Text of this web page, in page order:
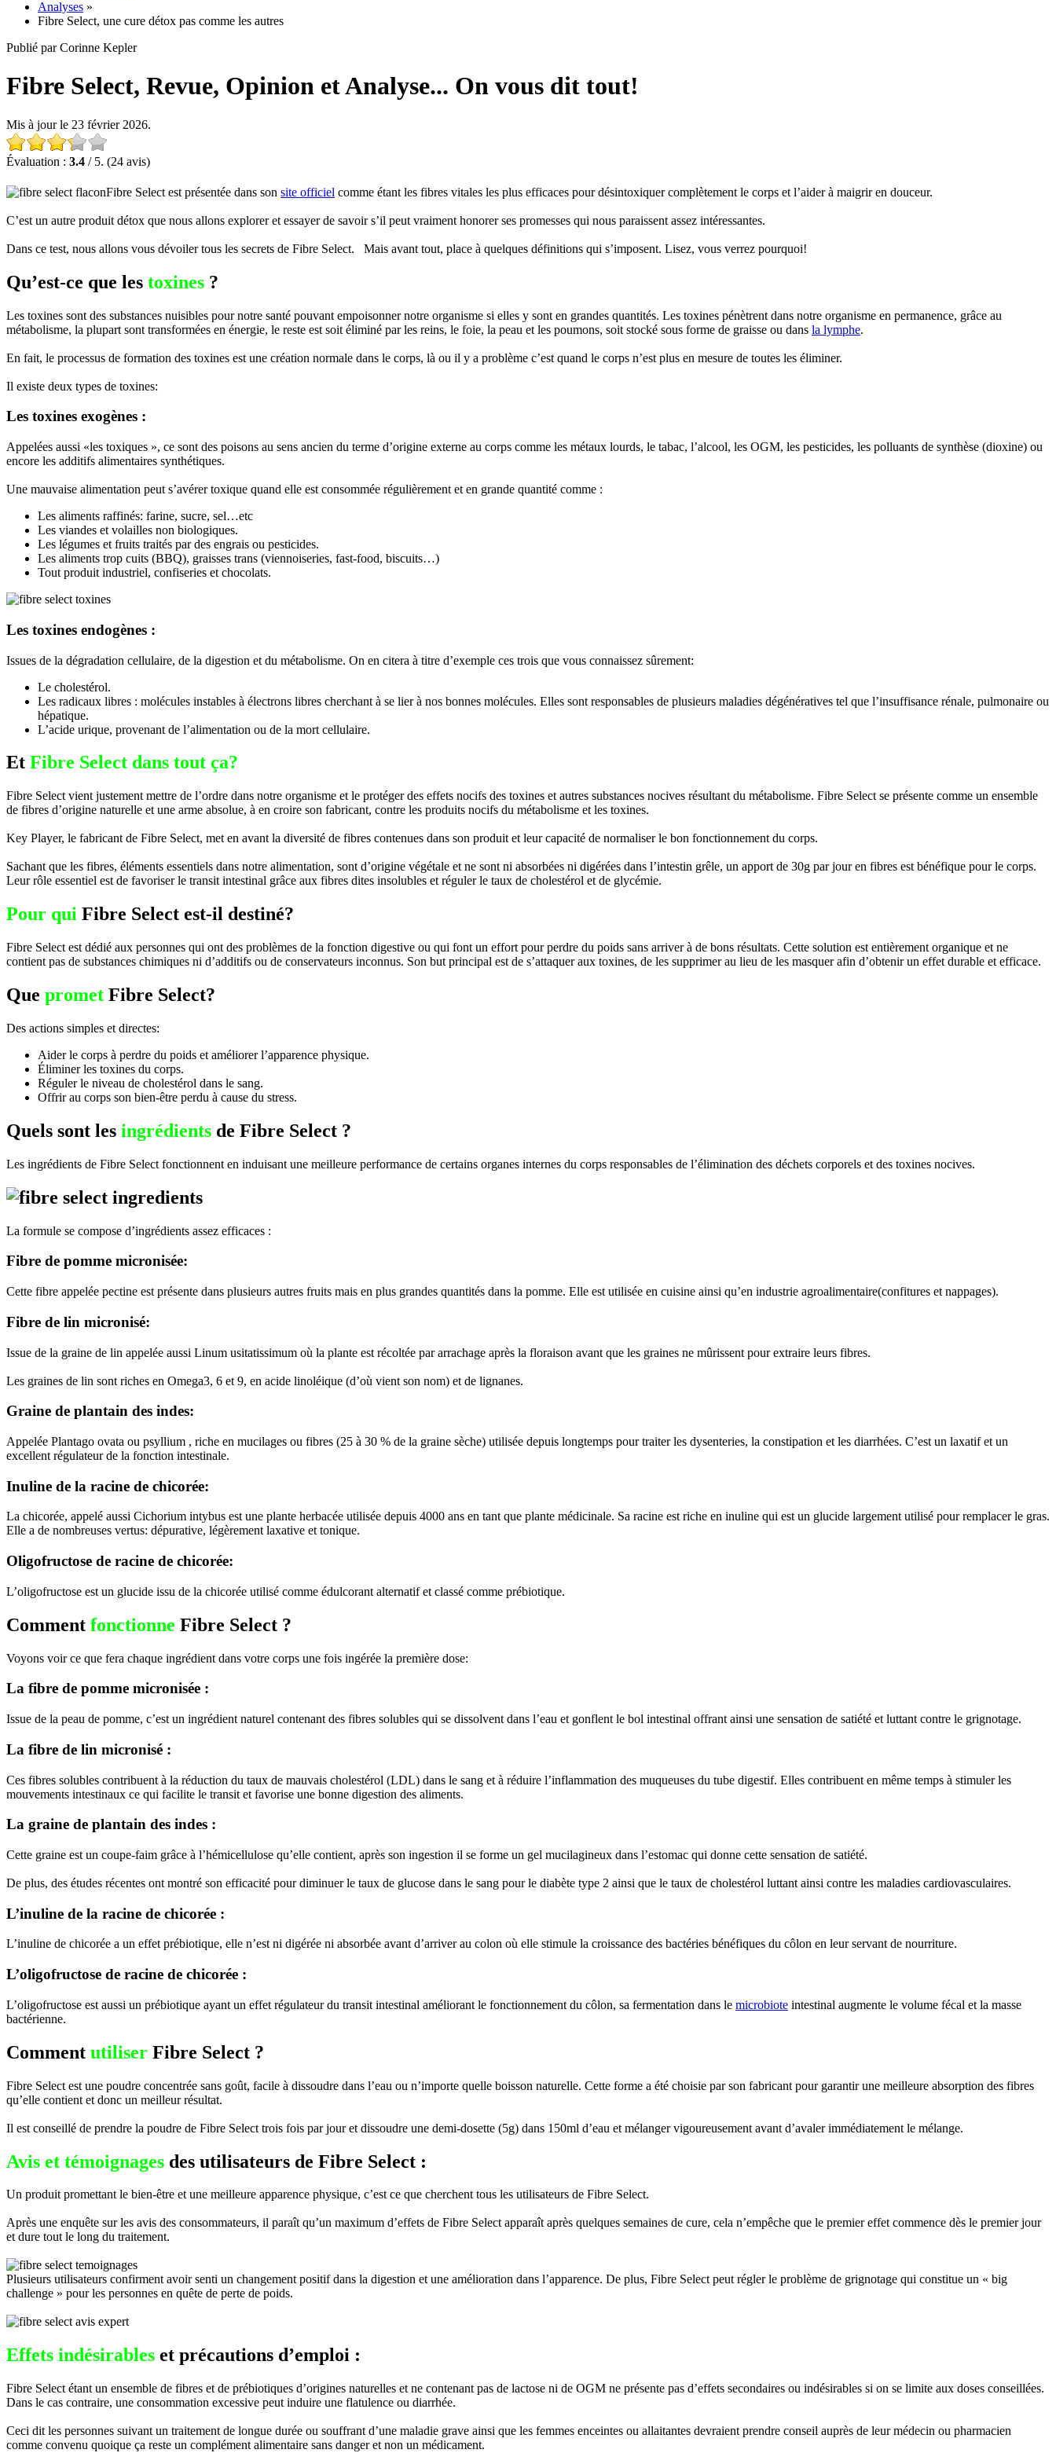
Analyses »
Fibre Select, une cure détox pas comme les autres
Publié par Corinne Kepler
Fibre Select, Revue, Opinion et Analyse... On vous dit tout!
Mis à jour le 23 février 2026.
Évaluation : 3.4 / 5. (24 avis)
Fibre Select est présentée dans son site officiel comme étant les fibres vitales les plus efficaces pour désintoxiquer complètement le corps et l’aider à maigrir en douceur.
C’est un autre produit détox que nous allons explorer et essayer de savoir s’il peut vraiment honorer ses promesses qui nous paraissent assez intéressantes.
Dans ce test, nous allons vous dévoiler tous les secrets de Fibre Select. Mais avant tout, place à quelques définitions qui s’imposent. Lisez, vous verrez pourquoi!
Qu’est-ce que les toxines ?
Les toxines sont des substances nuisibles pour notre santé pouvant empoisonner notre organisme si elles y sont en grandes quantités. Les toxines pénètrent dans notre organisme en permanence, grâce au
métabolisme, la plupart sont transformées en énergie, le reste est soit éliminé par les reins, le foie, la peau et les poumons, soit stocké sous forme de graisse ou dans la lymphe.
En fait, le processus de formation des toxines est une création normale dans le corps, là ou il y a problème c’est quand le corps n’est plus en mesure de toutes les éliminer.
Il existe deux types de toxines:
Les toxines exogènes :
Appelées aussi «les toxiques », ce sont des poisons au sens ancien du terme d’origine externe au corps comme les métaux lourds, le tabac, l’alcool, les OGM, les pesticides, les polluants de synthèse (dioxine) ou
encore les additifs alimentaires synthétiques.
Une mauvaise alimentation peut s’avérer toxique quand elle est consommée régulièrement et en grande quantité comme :
Les aliments raffinés: farine, sucre, sel…etc
Les viandes et volailles non biologiques.
Les légumes et fruits traités par des engrais ou pesticides.
Les aliments trop cuits (BBQ), graisses trans (viennoiseries, fast-food, biscuits…)
Tout produit industriel, confiseries et chocolats.
Les toxines endogènes :
Issues de la dégradation cellulaire, de la digestion et du métabolisme. On en citera à titre d’exemple ces trois que vous connaissez sûrement:
Le cholestérol.
Les radicaux libres : molécules instables à électrons libres cherchant à se lier à nos bonnes molécules. Elles sont responsables de plusieurs maladies dégénératives tel que l’insuffisance rénale, pulmonaire ou
hépatique.
L’acide urique, provenant de l’alimentation ou de la mort cellulaire.
Et Fibre Select dans tout ça?
Fibre Select vient justement mettre de l’ordre dans notre organisme et le protéger des effets nocifs des toxines et autres substances nocives résultant du métabolisme. Fibre Select se présente comme un ensemble
de fibres d’origine naturelle et une arme absolue, à en croire son fabricant, contre les produits nocifs du métabolisme et les toxines.
Key Player, le fabricant de Fibre Select, met en avant la diversité de fibres contenues dans son produit et leur capacité de normaliser le bon fonctionnement du corps.
Sachant que les fibres, éléments essentiels dans notre alimentation, sont d’origine végétale et ne sont ni absorbées ni digérées dans l’intestin grêle, un apport de 30g par jour en fibres est bénéfique pour le corps.
Leur rôle essentiel est de favoriser le transit intestinal grâce aux fibres dites insolubles et réguler le taux de cholestérol et de glycémie.
Pour qui Fibre Select est-il destiné?
Fibre Select est dédié aux personnes qui ont des problèmes de la fonction digestive ou qui font un effort pour perdre du poids sans arriver à de bons résultats. Cette solution est entièrement organique et ne
contient pas de substances chimiques ni d’additifs ou de conservateurs inconnus. Son but principal est de s’attaquer aux toxines, de les supprimer au lieu de les masquer afin d’obtenir un effet durable et efficace.
Que promet Fibre Select?
Des actions simples et directes:
Aider le corps à perdre du poids et améliorer l’apparence physique.
Éliminer les toxines du corps.
Réguler le niveau de cholestérol dans le sang.
Offrir au corps son bien-être perdu à cause du stress.
Quels sont les ingrédients de Fibre Select ?
Les ingrédients de Fibre Select fonctionnent en induisant une meilleure performance de certains organes internes du corps responsables de l’élimination des déchets corporels et des toxines nocives.
La formule se compose d’ingrédients assez efficaces :
Fibre de pomme micronisée:
Cette fibre appelée pectine est présente dans plusieurs autres fruits mais en plus grandes quantités dans la pomme. Elle est utilisée en cuisine ainsi qu’en industrie agroalimentaire(confitures et nappages).
Fibre de lin micronisé:
Issue de la graine de lin appelée aussi Linum usitatissimum où la plante est récoltée par arrachage après la floraison avant que les graines ne mûrissent pour extraire leurs fibres.
Les graines de lin sont riches en Omega3, 6 et 9, en acide linoléique (d’où vient son nom) et de lignanes.
Graine de plantain des indes:
Appelée Plantago ovata ou psyllium , riche en mucilages ou fibres (25 à 30 % de la graine sèche) utilisée depuis longtemps pour traiter les dysenteries, la constipation et les diarrhées. C’est un laxatif et un
excellent régulateur de la fonction intestinale.
Inuline de la racine de chicorée:
La chicorée, appelé aussi Cichorium intybus est une plante herbacée utilisée depuis 4000 ans en tant que plante médicinale. Sa racine est riche en inuline qui est un glucide largement utilisé pour remplacer le gras.
Elle a de nombreuses vertus: dépurative, légèrement laxative et tonique.
Oligofructose de racine de chicorée:
L’oligofructose est un glucide issu de la chicorée utilisé comme édulcorant alternatif et classé comme prébiotique.
Comment fonctionne Fibre Select ?
Voyons voir ce que fera chaque ingrédient dans votre corps une fois ingérée la première dose:
La fibre de pomme micronisée :
Issue de la peau de pomme, c’est un ingrédient naturel contenant des fibres solubles qui se dissolvent dans l’eau et gonflent le bol intestinal offrant ainsi une sensation de satiété et luttant contre le grignotage.
La fibre de lin micronisé :
Ces fibres solubles contribuent à la réduction du taux de mauvais cholestérol (LDL) dans le sang et à réduire l’inflammation des muqueuses du tube digestif. Elles contribuent en même temps à stimuler les
mouvements intestinaux ce qui facilite le transit et favorise une bonne digestion des aliments.
La graine de plantain des indes :
Cette graine est un coupe-faim grâce à l’hémicellulose qu’elle contient, après son ingestion il se forme un gel mucilagineux dans l’estomac qui donne cette sensation de satiété.
De plus, des études récentes ont montré son efficacité pour diminuer le taux de glucose dans le sang pour le diabète type 2 ainsi que le taux de cholestérol luttant ainsi contre les maladies cardiovasculaires.
L’inuline de la racine de chicorée :
L’inuline de chicorée a un effet prébiotique, elle n’est ni digérée ni absorbée avant d’arriver au colon où elle stimule la croissance des bactéries bénéfiques du côlon en leur servant de nourriture.
L’oligofructose de racine de chicorée :
L’oligofructose est aussi un prébiotique ayant un effet régulateur du transit intestinal améliorant le fonctionnement du côlon, sa fermentation dans le microbiote intestinal augmente le volume fécal et la masse
bactérienne.
Comment utiliser Fibre Select ?
Fibre Select est une poudre concentrée sans goût, facile à dissoudre dans l’eau ou n’importe quelle boisson naturelle. Cette forme a été choisie par son fabricant pour garantir une meilleure absorption des fibres
qu’elle contient et donc un meilleur résultat.
Il est conseillé de prendre la poudre de Fibre Select trois fois par jour et dissoudre une demi-dosette (5g) dans 150ml d’eau et mélanger vigoureusement avant d’avaler immédiatement le mélange.
Avis et témoignages des utilisateurs de Fibre Select :
Un produit promettant le bien-être et une meilleure apparence physique, c’est ce que cherchent tous les utilisateurs de Fibre Select.
Après une enquête sur les avis des consommateurs, il paraît qu’un maximum d’effets de Fibre Select apparaît après quelques semaines de cure, cela n’empêche que le premier effet commence dès le premier jour
et dure tout le long du traitement.
Plusieurs utilisateurs confirment avoir senti un changement positif dans la digestion et une amélioration dans l’apparence. De plus, Fibre Select peut régler le problème de grignotage qui constitue un « big
challenge » pour les personnes en quête de perte de poids.
Effets indésirables et précautions d’emploi :
Fibre Select étant un ensemble de fibres et de prébiotiques d’origines naturelles et ne contenant pas de lactose ni de OGM ne présente pas d’effets secondaires ou indésirables si on se limite aux doses conseillées.
Dans le cas contraire, une consommation excessive peut induire une flatulence ou diarrhée.
Ceci dit les personnes suivant un traitement de longue durée ou souffrant d’une maladie grave ainsi que les femmes enceintes ou allaitantes devraient prendre conseil auprès de leur médecin ou pharmacien
comme convenu quoique ça reste un complément alimentaire sans danger et non un médicament.